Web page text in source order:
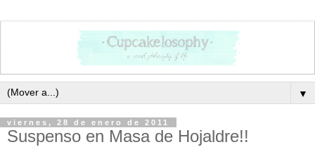
▼
viernes, 28 de enero de 2011
Suspenso en Masa de Hojaldre!!